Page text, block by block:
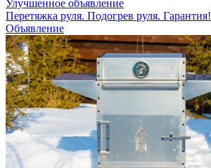
Улучшенное объявление
Перетяжка руля. Подогрев руля. Гарантия!
Объявление